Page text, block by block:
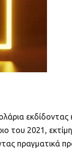
του 2021,
πραγματικά